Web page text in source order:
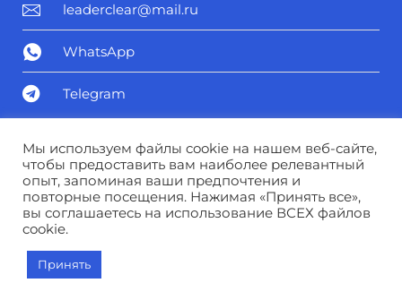
leaderclear@mail.ru
WhatsApp
Telegram
Политика конфиденциальности
Соглашение о персональных данных
Мы используем файлы cookie на нашем веб-сайте,
чтобы предоставить вам наиболее релевантный
опыт, запоминая ваши предпочтения и
повторные посещения. Нажимая «Принять все»,
вы соглашаетесь на использование ВСЕХ файлов
cookie.
Принять